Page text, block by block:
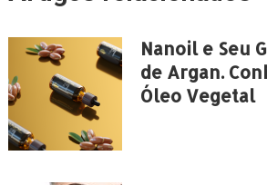
Nanoil e Seu
de Argan.
Óleo Vegetal